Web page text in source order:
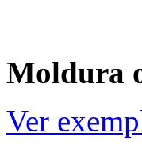
Moldura
Ver